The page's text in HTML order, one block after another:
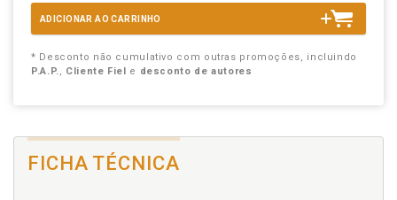
ADICIONAR AO CARRINHO
* Desconto não cumulativo com outras promoções, incluindo
P.A.P., Cliente Fiel e desconto de autores
FICHA TÉCNICA